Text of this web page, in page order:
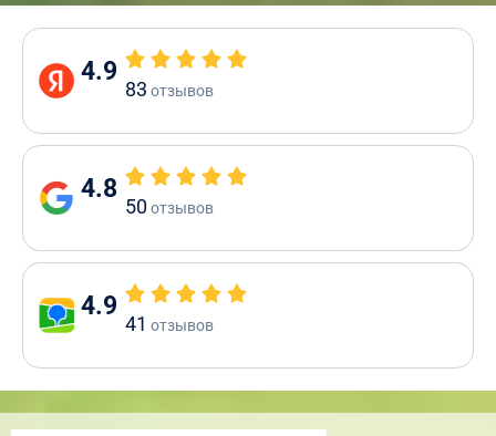
4.9
83 отзывов
4.8
50отзывов
4.9
41 отзывов